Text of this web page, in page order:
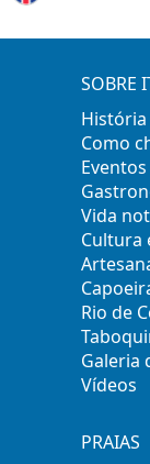
SOBRE
História
Como
Eventos
Vida
Cultura
Rio de
Galeria
Vídeos
PRAIAS